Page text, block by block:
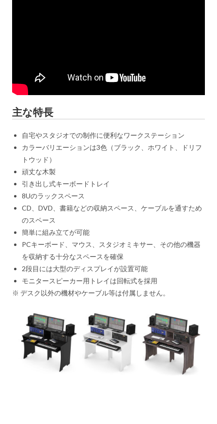
主な特長
自宅やスタジオでの制作に便利なワークステーション
カラーバリエーションは3色（ブラック、ホワイト、ドリフ
トウッド）
頑丈な木製
引き出し式キーボードトレイ
8Uのラックスペース
CD、DVD、書籍などの収納スペース、ケーブルを通すため
のスペース
簡単に組み立てが可能
PCキーボード、マウス、スタジオミキサー、その他の機器
を収納する十分なスペースを確保
2段目には大型のディスプレイが設置可能
モニタースピーカー用トレイは回転式を採用
※ デスク以外の機材やケーブル等は付属しません。